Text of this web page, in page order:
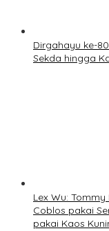
Dirgahayu ke-
Sekda hingga
Lex Wu:
Coblos pakai
pakai Kaos